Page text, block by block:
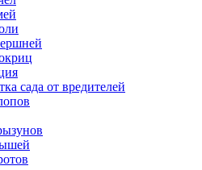
сада от вредителей